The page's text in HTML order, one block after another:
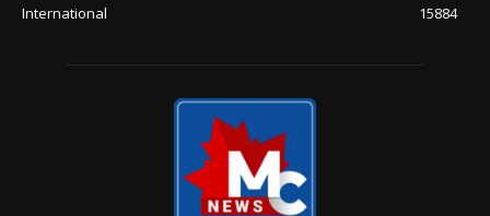
International
15884